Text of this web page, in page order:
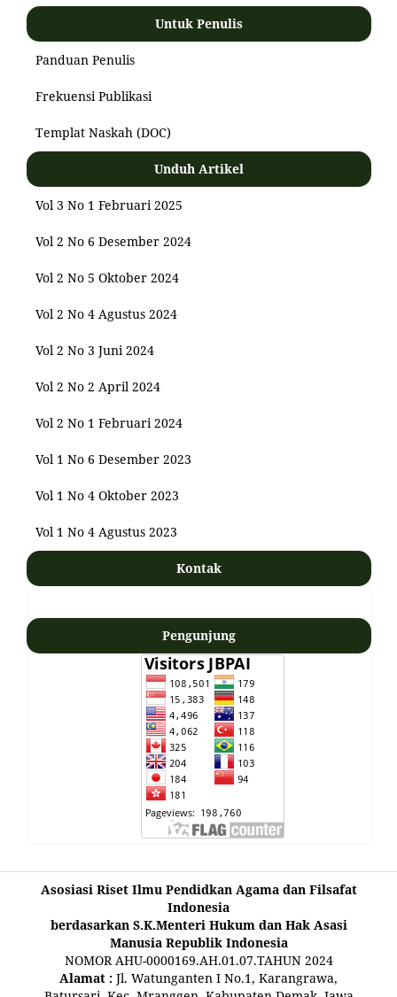
Untuk Penulis
Panduan Penulis
Frekuensi Publikasi
Templat Naskah (DOC)
Unduh Artikel
Vol 3 No 1 Februari 2025
Vol 2 No 6 Desember 2024
Vol 2 No 5 Oktober 2024
Vol 2 No 4 Agustus 2024
Vol 2 No 3 Juni 2024
Vol 2 No 2 April 2024
Vol 2 No 1 Februari 2024
Vol 1 No 6 Desember 2023
Vol 1 No 4 Oktober 2023
Vol 1 No 4 Agustus 2023
Kontak
Pengunjung
Asosiasi Riset Ilmu Pendidkan Agama dan Filsafat
Indonesia
berdasarkan S.K.Menteri Hukum dan Hak Asasi
Manusia Republik Indonesia
NOMOR AHU-0000169.AH.01.07.TAHUN 2024
Alamat : Jl. Watunganten I No.1, Karangrawa,